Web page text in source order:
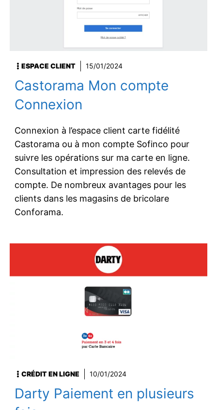
ESPACE CLIENT 15/01/2024
Castorama Mon compte
Connexion
Connexion à l’espace client carte fidélité
Castorama ou à mon compte Sofinco pour
suivre les opérations sur ma carte en ligne.
Consultation et impression des relevés de
compte. De nombreux avantages pour les
clients dans les magasins de bricolare
Conforama.
CRÉDIT EN LIGNE 10/01/2024
Darty Paiement en plusieurs